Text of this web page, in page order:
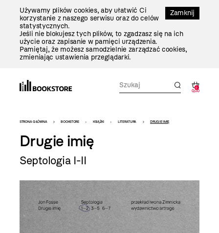
Zamknij
Używamy plików cookies, aby ułatwić Ci
korzystanie z naszego serwisu oraz do celów
statystycznych.
Jeśli nie blokujesz tych plików, to zgadzasz się na ich
użycie oraz zapisanie w pamięci urządzenia.
Pamiętaj, że możesz samodzielnie zarządzać cookies,
zmieniając ustawienia przeglądarki.
0
0,00
Bookstore
-
szablon
szczegóły
STRONA GŁÓWNA BOOKSTORE KSIĄŻKI LITERATURA DRUGIE IMIĘ
Drugie imię
Septologia I-II